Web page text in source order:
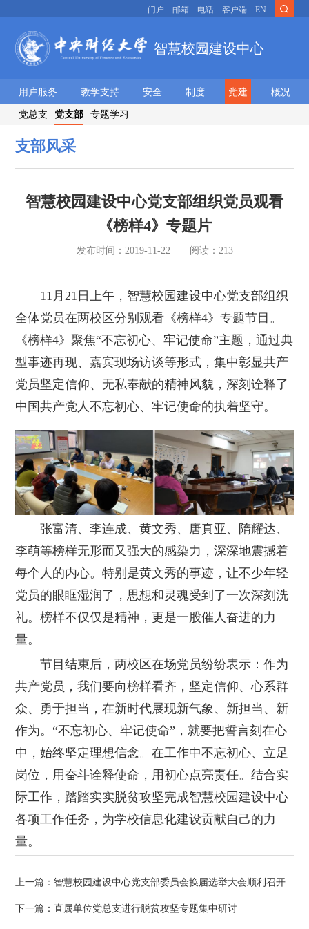
门户 邮箱 电话 客户端 EN
智慧校园建设中心
用户服务 教学支持 安全 制度 党建 概况
党总支 党支部 专题学习
支部风采
智慧校园建设中心党支部组织党员观看
《榜样4》专题片
发布时间： 2019-11-22 阅读： 213
11月21日上午，智慧校园建设中心党支部组织
全体党员在两校区分别观看《榜样4》专题节目。
《榜样4》聚焦“不忘初心、牢记使命”主题，通过典
型事迹再现、嘉宾现场访谈等形式，集中彰显共产
党员坚定信仰、无私奉献的精神风貌，深刻诠释了
中国共产党人不忘初心、牢记使命的执着坚守。
张富清、李连成、黄文秀、唐真亚、隋耀达、
李萌等榜样无形而又强大的感染力，深深地震撼着
每个人的内心。特别是黄文秀的事迹，让不少年轻
党员的眼眶湿润了，思想和灵魂受到了一次深刻洗
礼。榜样不仅仅是精神，更是一股催人奋进的力
量。
节目结束后，两校区在场党员纷纷表示：作为
共产党员，我们要向榜样看齐，坚定信仰、心系群
众、勇于担当，在新时代展现新气象、新担当、新
作为。“不忘初心、牢记使命”，就要把誓言刻在心
中，始终坚定理想信念。在工作中不忘初心、立足
岗位，用奋斗诠释使命，用初心点亮责任。结合实
际工作，踏踏实实脱贫攻坚完成智慧校园建设中心
各项工作任务，为学校信息化建设贡献自己的力
量。
上一篇：智慧校园建设中心党支部委员会换届选举大会顺利召开
下一篇：直属单位党总支进行脱贫攻坚专题集中研讨